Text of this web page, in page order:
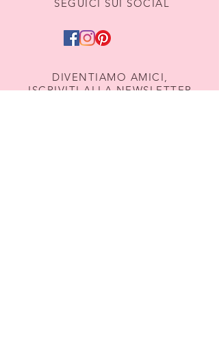
SEGUICI SUI SOCIAL
DIVENTIAMO AMICI,
ISCRIVITI ALLA NEWSLETTER